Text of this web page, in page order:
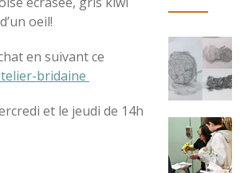
oeil!
en suivant ce
bridaine
et le jeudi de 14h